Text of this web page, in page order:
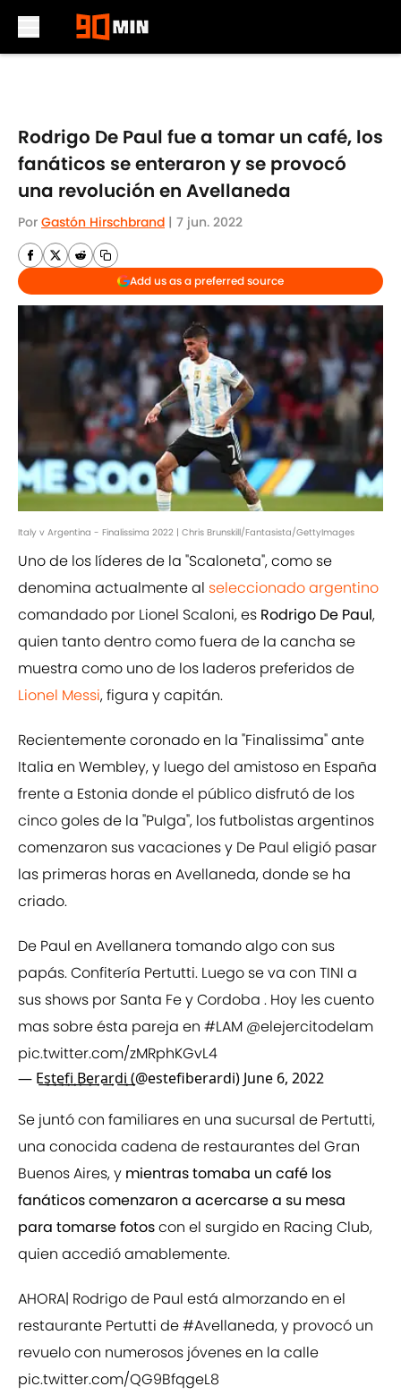
Rodrigo De Paul fue a tomar un café, los
fanáticos se enteraron y se provocó
una revolución en Avellaneda
Por Gastón Hirschbrand | 7 jun. 2022
Add us as a preferred source
Italy v Argentina - Finalissima 2022 | Chris Brunskill/Fantasista/GettyImages
Uno de los líderes de la "Scaloneta", como se
denomina actualmente al seleccionado argentino
comandado por Lionel Scaloni, es Rodrigo De Paul,
quien tanto dentro como fuera de la cancha se
muestra como uno de los laderos preferidos de
Lionel Messi, figura y capitán.
Recientemente coronado en la "Finalissima" ante
Italia en Wembley, y luego del amistoso en España
frente a Estonia donde el público disfrutó de los
cinco goles de la "Pulga", los futbolistas argentinos
comenzaron sus vacaciones y De Paul eligió pasar
las primeras horas en Avellaneda, donde se ha
criado.
De Paul en Avellanera tomando algo con sus
papás. Confitería Pertutti. Luego se va con TINI a
sus shows por Santa Fe y Cordoba . Hoy les cuento
mas sobre ésta pareja en #LAM @elejercitodelam
pic.twitter.com/zMRphKGvL4
— E͢s͢t͢e͢f͢i͢ B͢e͢ra͢rd͢i͢ (@estefiberardi) June 6, 2022
Se juntó con familiares en una sucursal de Pertutti,
una conocida cadena de restaurantes del Gran
Buenos Aires, y mientras tomaba un café los
fanáticos comenzaron a acercarse a su mesa
para tomarse fotoscon el surgido en Racing Club,
quien accedió amablemente.
AHORA| Rodrigo de Paul está almorzando en el
restaurante Pertutti de#Avellaneda, y provocó un
revuelo con numerosos jóvenes en la calle
pic.twitter.com/QG9BfqgeL8